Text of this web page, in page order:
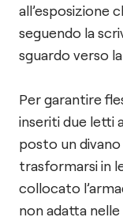
all’esposizione
seguendo la
sguardo verso
Per garantire
inseriti due letti
posto un
trasformarsi in
collocato
non adatta